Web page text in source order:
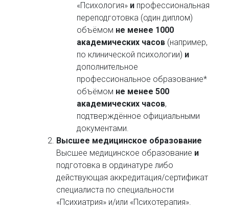
«Психология» и профессиональная
переподготовка (один диплом)
объёмом не менее 1000
академических часов (например,
по клинической психологии) и
дополнительное
профессиональное образование*
объёмом не менее 500
академических часов,
подтверждённое официальными
документами.
Высшее медицинское образование
Высшее медицинское образование и
подготовка в ординатуре либо
действующая аккредитация/сертификат
специалиста по специальности
«Психиатрия» и/или «Психотерапия».